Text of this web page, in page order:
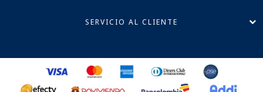
SERVICIO AL CLIENTE